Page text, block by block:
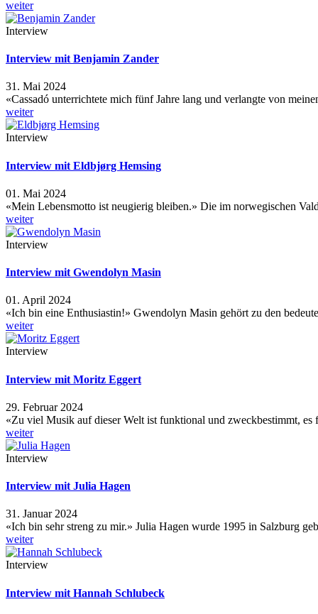
weiter
Interview
Interview mit Benjamin Zander
31. Mai 2024
«Cassadó unterrichtete mich fünf Jahre lang und verlangte von
weiter
Interview
Interview mit Eldbjørg Hemsing
01. Mai 2024
«Mein Lebensmotto ist neugierig bleiben.» Die im norwegischen
weiter
Interview
Interview mit Gwendolyn Masin
01. April 2024
«Ich bin eine Enthusiastin!» Gwendolyn Masin gehört zu den
weiter
Interview
Interview mit Moritz Eggert
29. Februar 2024
«Zu viel Musik auf dieser Welt ist funktional und zweckbestimmt,
weiter
Interview
Interview mit Julia Hagen
31. Januar 2024
«Ich bin sehr streng zu mir.» Julia Hagen wurde 1995 in Salzburg
weiter
Interview
Interview mit Hannah Schlubeck